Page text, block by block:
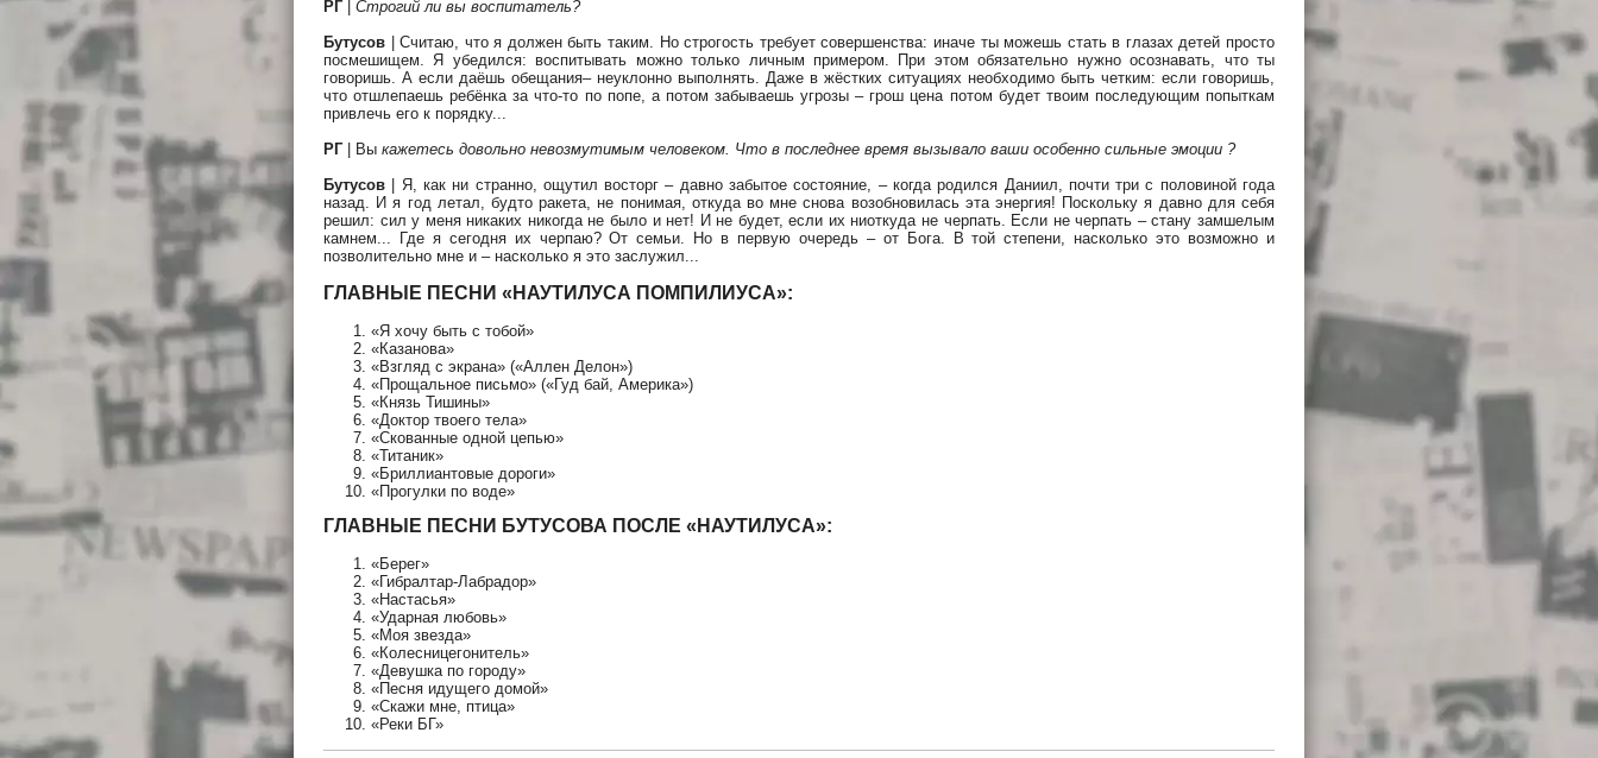
РГ| Строгий ли вы воспитатель?
Бутусов
| Считаю, что я должен быть таким. Но строгость требует совершенства: иначе ты можешь стать в глазах детей просто
посмешищем. Я убедился: воспитывать можно только личным примером. При этом обязательно нужно осознавать, что ты
говоришь. А если даёшь обещания– неуклонно выполнять. Даже в жёстких ситуациях необходимо быть четким: если говоришь,
что отшлепаешь ребёнка за что-то по попе, а потом забываешь угрозы – грош цена потом будет твоим последующим попыткам
привлечь его к порядку...
РГ| Вы кажетесь довольно невозмутимым человеком. Что в последнее время вызывало ваши особенно сильные эмоции ?
Бутусов
| Я, как ни странно, ощутил восторг – давно забытое состояние, – когда родился Даниил, почти три с половиной года
назад. И я год летал, будто ракета, не понимая, откуда во мне снова возобновилась эта энергия! Поскольку я давно для себя
решил: сил у меня никаких никогда не было и нет! И не будет, если их ниоткуда не черпать. Если не черпать – стану замшелым
камнем... Где я сегодня их черпаю? От семьи. Но в первую очередь – от Бога. В той степени, насколько это возможно и
позволительно мне и – насколько я это заслужил...
ГЛАВНЫЕ ПЕСНИ «НАУТИЛУСА ПОМПИЛИУСА»:
«Я хочу быть с тобой»
«Казанова»
«Взгляд с экрана» («Аллен Делон»)
«Прощальное письмо» («Гуд бай, Америка»)
«Князь Тишины»
«Доктор твоего тела»
«Скованные одной цепью»
«Титаник»
«Бриллиантовые дороги»
«Прогулки по воде»
ГЛАВНЫЕ ПЕСНИ БУТУСОВА ПОСЛЕ «НАУТИЛУСА»:
«Берег»
«Гибралтар-Лабрадор»
«Настасья»
«Ударная любовь»
«Моя звезда»
«Колесницегонитель»
«Девушка по городу»
«Песня идущего домой»
«Скажи мне, птица»
«Реки БГ»